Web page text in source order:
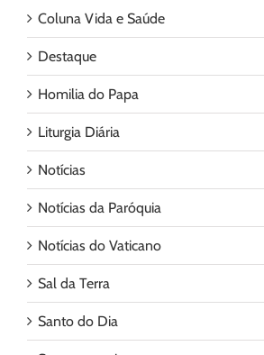
Coluna Vida e Saúde
Destaque
Homilia do Papa
Liturgia Diária
Notícias
Notícias da Paróquia
Notícias do Vaticano
Sal da Terra
Santo do Dia